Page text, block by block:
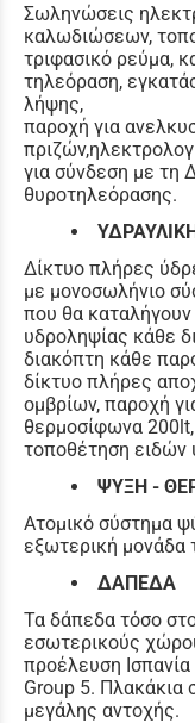
Σωληνώσεις
καλωδιώσεων,
τριφασικό ρεύμα,
τηλεόραση,
λήψης,
παροχή για
για σύνδεση με τη
θυροτηλεόρασης.
Δίκτυο πλήρες
με μονοσωλήνιο
που θα καταλήγουν
υδροληψίας κάθε
διακόπτη κάθε
δίκτυο πλήρες
ομβρίων, παροχή
θερμοσίφωνα 200lt,
τοποθέτηση ειδών
ΨΥΞΗ -
Ατομικό σύστημα
εξωτερική μονάδα
ΔΑΠΕΔΑ
Τα δάπεδα τόσο
εσωτερικούς
προέλευση Ισπανία
Group 5. Πλακάκια
μεγάλης αντοχής.